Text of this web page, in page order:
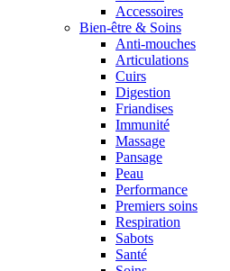
Accessoires
Bien-être & Soins
Anti-mouches
Articulations
Cuirs
Digestion
Friandises
Immunité
Massage
Pansage
Peau
Performance
Premiers soins
Respiration
Sabots
Santé